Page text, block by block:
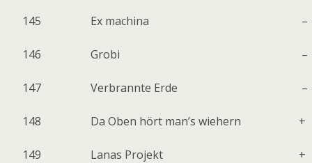
145 Ex machina –
146 Grobi –
147 Verbrannte Erde –
148 Da Oben hört man’s wiehern +
149 Lanas Projekt +